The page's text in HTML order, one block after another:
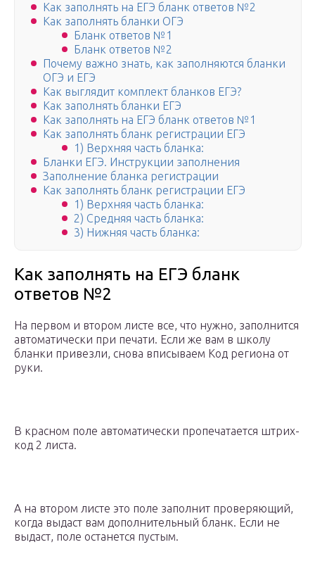
Как заполнять на ЕГЭ бланк ответов №2
Как заполнять бланки ОГЭ
Бланк ответов №1
Бланк ответов №2
Почему важно знать, как заполняются бланки
ОГЭ и ЕГЭ
Как выглядит комплект бланков ЕГЭ?
Как заполнять бланки ЕГЭ
Как заполнять на ЕГЭ бланк ответов №1
Как заполнять бланк регистрации ЕГЭ
1) Верхняя часть бланка:
Бланки ЕГЭ. Инструкции заполнения
Заполнение бланка регистрации
Как заполнять бланк регистрации ЕГЭ
1) Верхняя часть бланка:
2) Средняя часть бланка:
3) Нижняя часть бланка:
Как заполнять на ЕГЭ бланк
ответов №2
На первом и втором листе все, что нужно, заполнится
автоматически при печати. Если же вам в школу
бланки привезли, снова вписываем Код региона от
руки.
В красном поле автоматически пропечатается штрих-
код 2 листа.
А на втором листе это поле заполнит проверяющий,
когда выдаст вам дополнительный бланк. Если не
выдаст, поле останется пустым.